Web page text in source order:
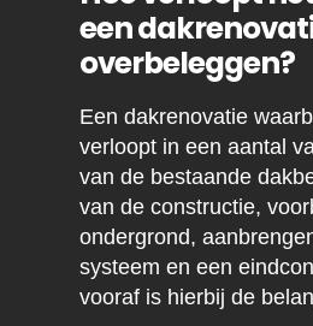
een
overbeleggen?
Een dakrenovatie
verloopt in een aantal
van de bestaande
van de constructie,
ondergrond,
systeem en een
vooraf is hierbij de